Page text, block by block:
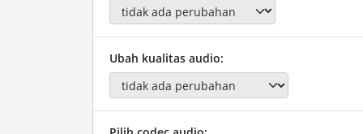
Ubah kualitas audio: